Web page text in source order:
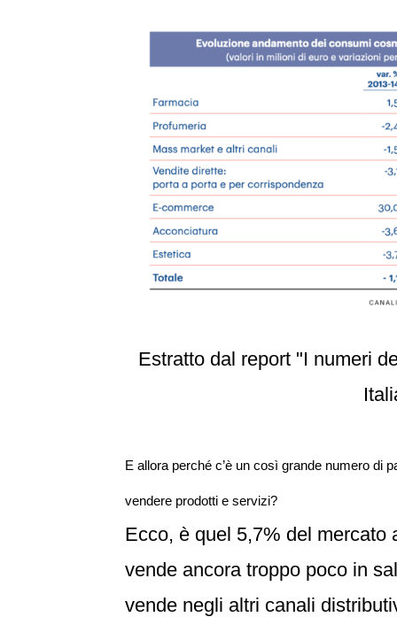
Estratto dal report "I numeri
E allora perché c’è un così grande numero di
vendere prodotti e servizi?
Ecco, è quel 5,7% del mercato
vende ancora troppo poco in
vende negli altri canali